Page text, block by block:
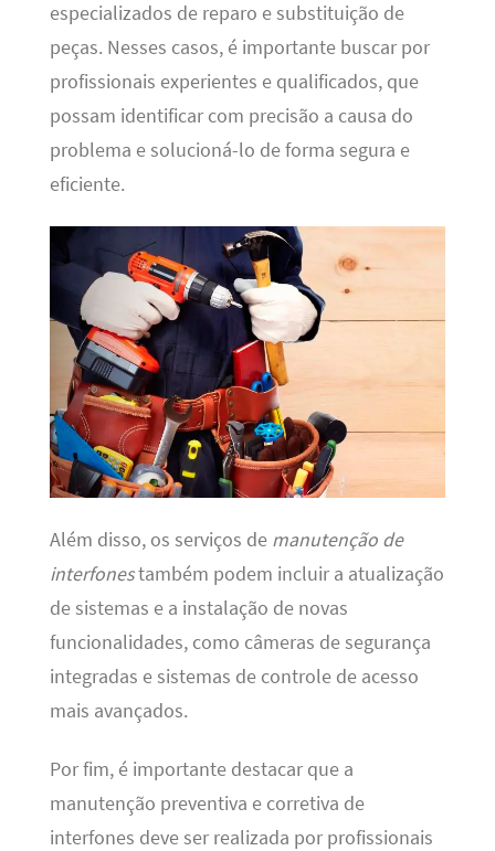
especializados de reparo e substituição de
peças. Nesses casos, é importante buscar por
profissionais experientes e qualificados, que
possam identificar com precisão a causa do
problema e solucioná-lo de forma segura e
eficiente.
Além disso, os serviços de manutenção de
interfonestambém podem incluir a atualização
de sistemas e a instalação de novas
funcionalidades, como câmeras de segurança
integradas e sistemas de controle de acesso
mais avançados.
Por fim, é importante destacar que a
manutenção preventiva e corretiva de
interfones deve ser realizada por profissionais